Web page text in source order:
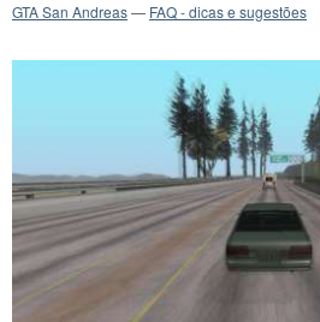
GTA San Andreas— FAQ - dicas e sugestões